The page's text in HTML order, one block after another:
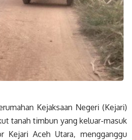
Kejaksaan Negeri (Kejari)
tanah timbun yang keluar-masuk
Aceh Utara, mengganggu